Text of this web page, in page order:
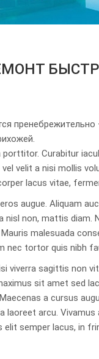
Curabitur
velit a nisi mollis
lacus vitae,
augue. Aliquam
non, mattis
malesuada
tortor quis nibh
sagittis non
sit amet sed
a cursus
arcu.
semper lacus, in